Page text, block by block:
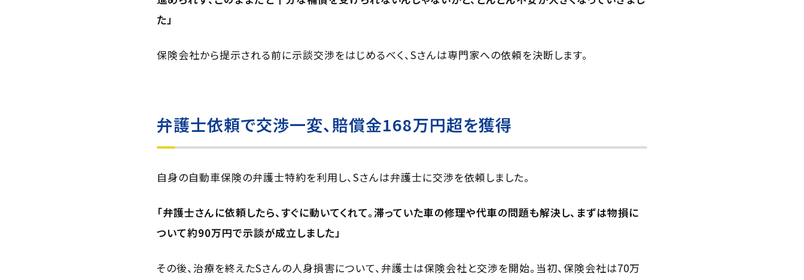
た」
保険会社から提示される前に示談交渉をはじめるべく、Sさんは専門家への依頼を決断します。
弁護士依頼で交渉一変、賠償金168万円超を獲得
自身の自動車保険の弁護士特約を利用し、Sさんは弁護士に交渉を依頼しました。
「弁護士さんに依頼したら、すぐに動いてくれて。滞っていた車の修理や代車の問題も解決し、まずは物損に
ついて約90万円で示談が成立しました」
その後、治療を終えたSさんの人身損害について、弁護士は保険会社と交渉を開始。当初、保険会社は70万